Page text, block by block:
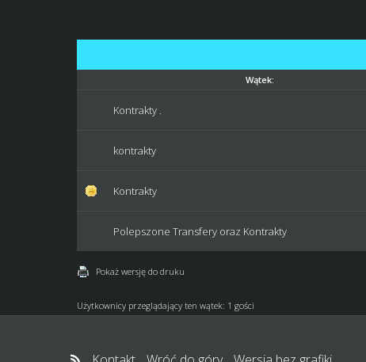
Wątek:
Kontrakty .
kontrakty
Kontrakty
Polepszone Transfery oraz Kontrakty
Pokaż wersję do druku
Użytkownicy przeglądający ten wątek: 1 gości